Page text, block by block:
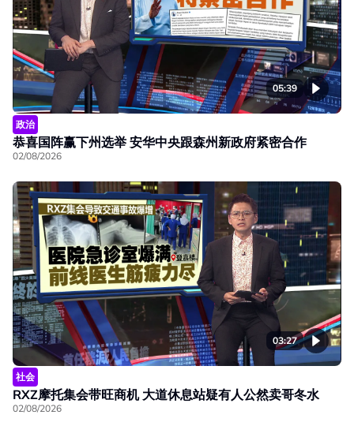
05:39
政治
恭喜国阵赢下州选举 安华中央跟森州新政府紧密合作
02/08/2026
03:27
社会
RXZ摩托集会带旺商机 大道休息站疑有人公然卖哥冬水
02/08/2026